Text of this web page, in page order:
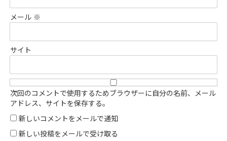
メール ※
サイト
次回のコメントで使用するためブラウザーに自分の名前、メール
アドレス、サイトを保存する。
新しいコメントをメールで通知
新しい投稿をメールで受け取る